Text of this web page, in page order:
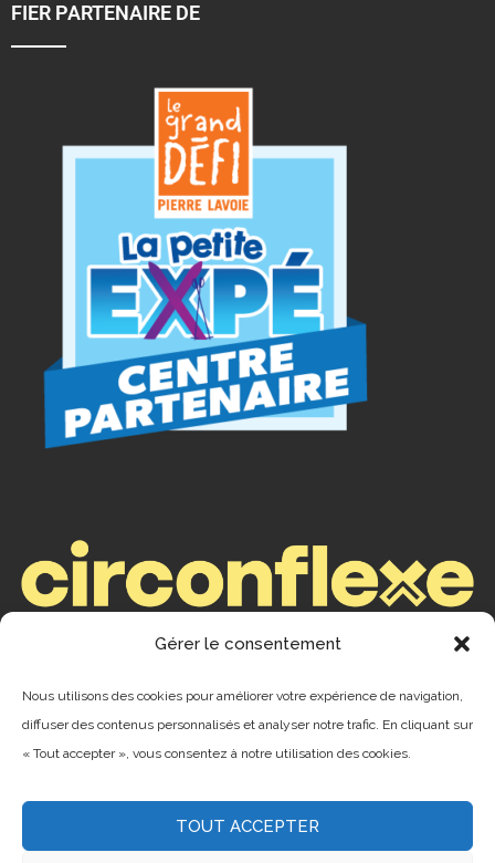
Gérer le consentement
Nous utilisons des cookies pour améliorer votre expérience de navigation,
diffuser des contenus personnalisés et analyser notre trafic. En cliquant sur
« Tout accepter », vous consentez à notre utilisation des cookies.
TOUT ACCEPTER
FIER PARTENAIRE DE
ENREGISTREMENTS
Camping : ENR #199253
CITQ #075961